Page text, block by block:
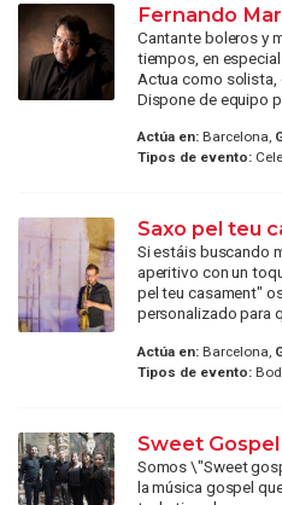
Fernando
Cantante boleros y
tiempos, en
Actua como solista,
Dispone de equipo
Actúa en:Barcelona,
Tipos de evento:
Saxo pel teu
Si estáis buscando
aperitivo con un
pel teu casament"
personalizado para
Actúa en:Barcelona,
Tipos de evento:
Sweet Gospel
Somos \"Sweet
la música gospel